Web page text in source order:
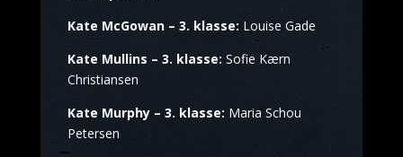
Kate McGowan – 3. klasse: Louise Gade
Kate Mullins – 3. klasse: Sofie Kærn
Christiansen
Kate Murphy – 3. klasse: Maria Schou
Petersen